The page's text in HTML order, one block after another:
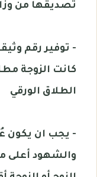
تصديقها من
- توفير رقم
كانت الزوجة
الطلاق الورقي
- يجب ان يكون